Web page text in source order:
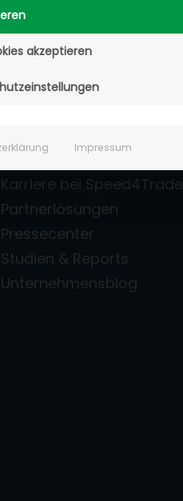
Unternehmen
Unsere Leistungen
Karriere bei Speed4Trade
Partnerlösungen
Pressecenter
Studien & Reports
Unternehmensblog
akzeptieren
Impressum